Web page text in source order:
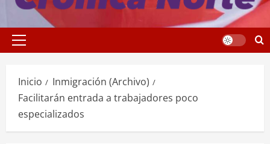
Menú
Inicio
Inmigración (Archivo)
Facilitarán entrada a trabajadores poco
especializados